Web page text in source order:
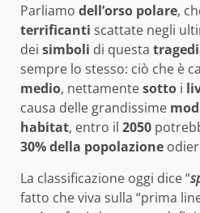
Parliamo dell’orso polare,
terrificanti scattate negli
dei simboli di questa
sempre lo stesso: ciò che è
medio, nettamentesotto i
causa delle grandissime
habitat, entro il 2050
30% della popolazione
La classificazione oggi dice “
fatto che viva sulla “prima